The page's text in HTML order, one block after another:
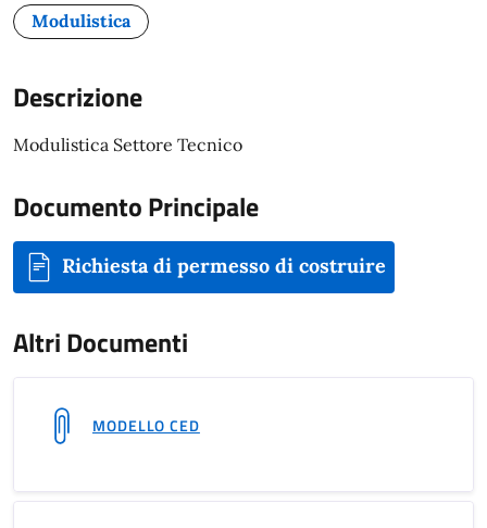
Modulistica
Descrizione
Modulistica Settore Tecnico
Documento Principale
Richiesta di permesso di costruire
Altri Documenti
MODELLO CED